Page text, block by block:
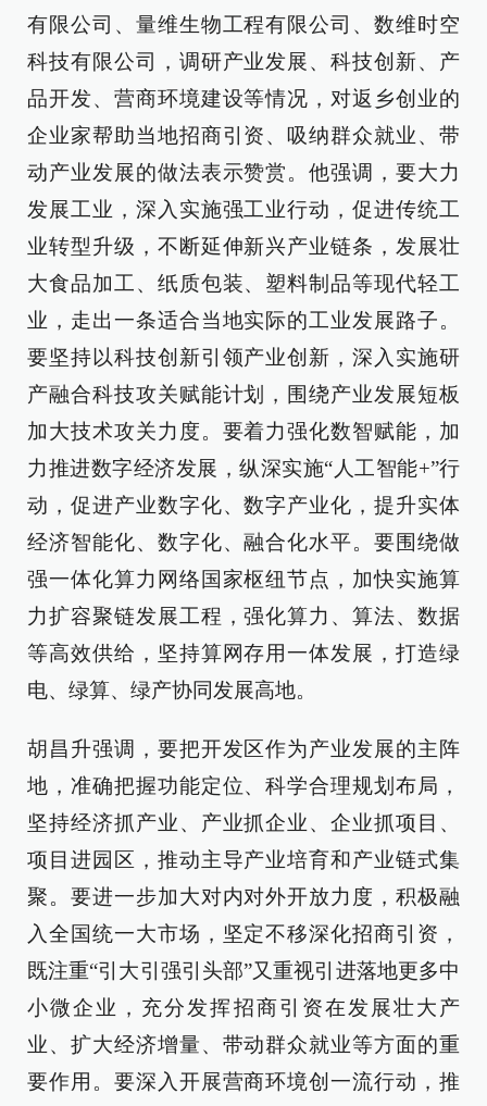
有限公司、量维生物工程有限公司、数维时空
科技有限公司，调研产业发展、科技创新、产
品开发、营商环境建设等情况，对返乡创业的
企业家帮助当地招商引资、吸纳群众就业、带
动产业发展的做法表示赞赏。他强调，要大力
发展工业，深入实施强工业行动，促进传统工
业转型升级，不断延伸新兴产业链条，发展壮
大食品加工、纸质包装、塑料制品等现代轻工
业，走出一条适合当地实际的工业发展路子。
要坚持以科技创新引领产业创新，深入实施研
产融合科技攻关赋能计划，围绕产业发展短板
加大技术攻关力度。要着力强化数智赋能，加
力推进数字经济发展，纵深实施“人工智能+”行
动，促进产业数字化、数字产业化，提升实体
经济智能化、数字化、融合化水平。要围绕做
强一体化算力网络国家枢纽节点，加快实施算
力扩容聚链发展工程，强化算力、算法、数据
等高效供给，坚持算网存用一体发展，打造绿
电、绿算、绿产协同发展高地。
胡昌升强调，要把开发区作为产业发展的主阵
地，准确把握功能定位、科学合理规划布局，
坚持经济抓产业、产业抓企业、企业抓项目、
项目进园区，推动主导产业培育和产业链式集
聚。要进一步加大对内对外开放力度，积极融
入全国统一大市场，坚定不移深化招商引资，
既注重“引大引强引头部”又重视引进落地更多中
小微企业，充分发挥招商引资在发展壮大产
业、扩大经济增量、带动群众就业等方面的重
要作用。要深入开展营商环境创一流行动，推